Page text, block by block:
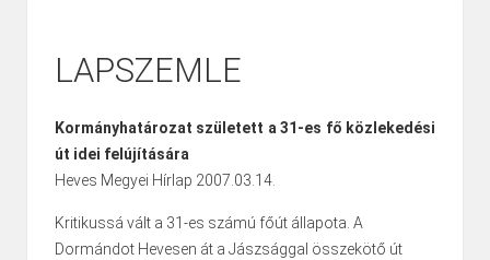
LAPSZEMLE
Kormányhatározat született a 31-es fő közlekedési
út idei felújítására
Heves Megyei Hírlap 2007.03.14.
Kritikussá vált a 31-es számú főút állapota. A
Dormándot Hevesen át a Jászsággal összekötő út